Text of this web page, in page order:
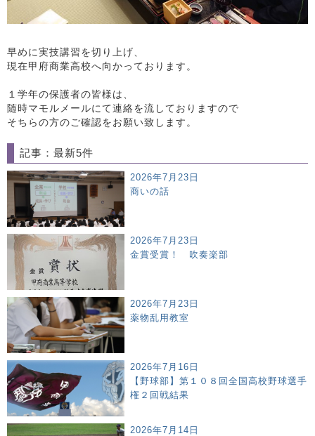
早めに実技講習を切り上げ、
現在甲府商業高校へ向かっております。
１学年の保護者の皆様は、
随時マモルメールにて連絡を流しておりますので
そちらの方のご確認をお願い致します。
記事：最新5件
2026年7月23日
商いの話
2026年7月23日
金賞受賞！ 吹奏楽部
2026年7月23日
薬物乱用教室
2026年7月16日
【野球部】第１０８回全国高校野球選手
権２回戦結果
2026年7月14日